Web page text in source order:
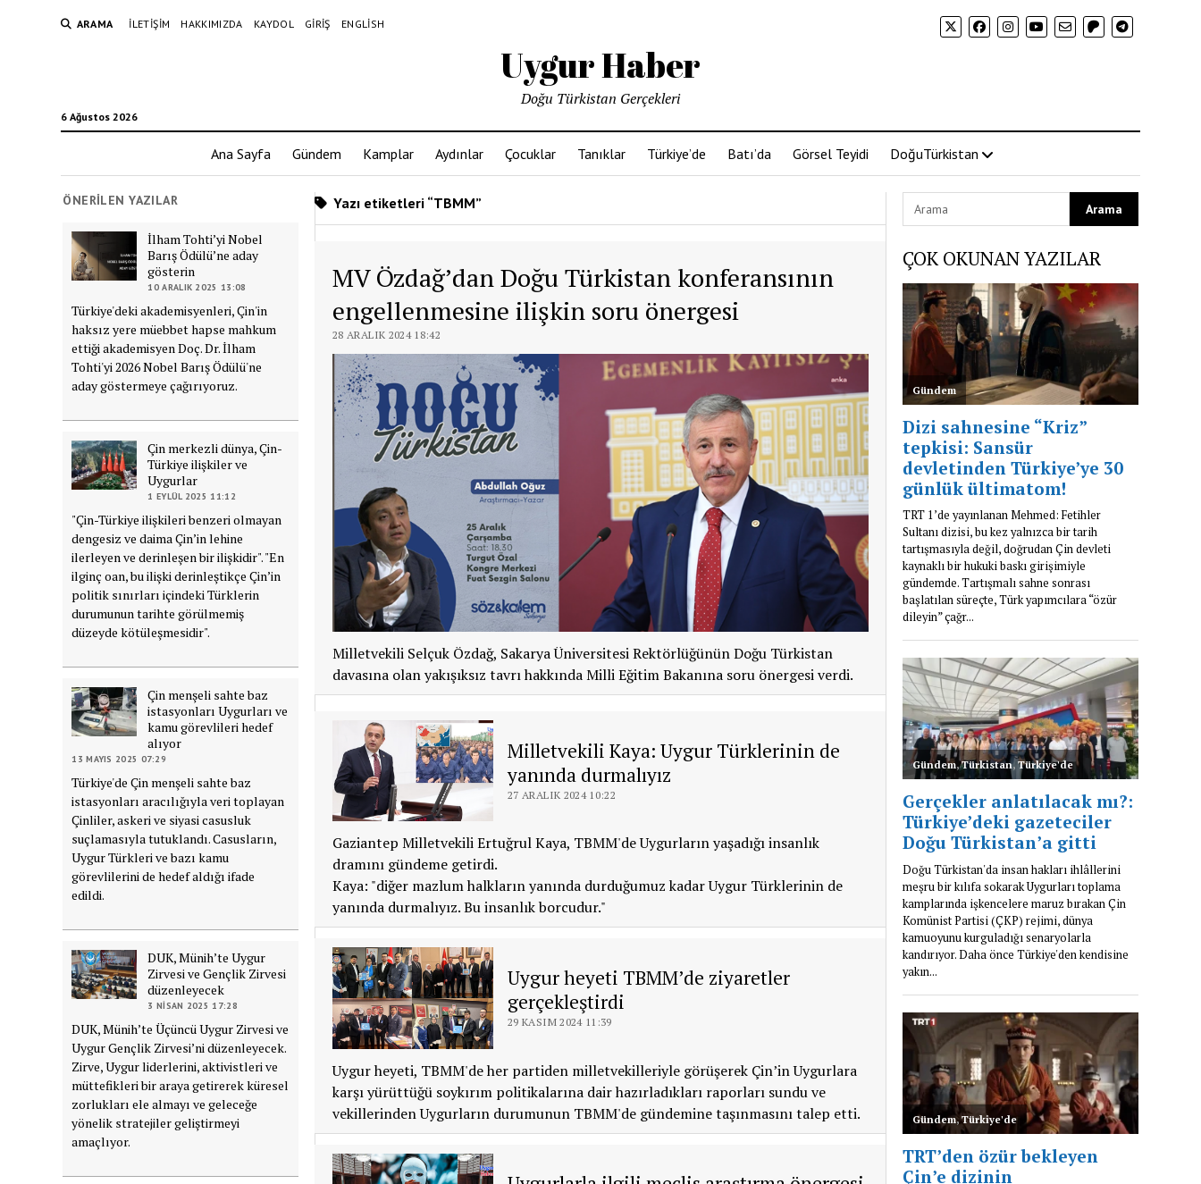
ARAMA İLETIŞIM HAKKIMIZDA KAYDOL GIRIŞ ENGLISH
Uygur Haber
6 Ağustos 2026
Doğu Türkistan Gerçekleri
Ana Sayfa Gündem Kamplar Aydınlar Çocuklar Tanıklar Türkiye’de Batı’da Görsel Teyidi DoğuTürkistan
ÖNERILEN YAZILAR
İlham Tohti’yi Nobel
Barış Ödülü’ne aday
gösterin
10 ARALIK 2025 13:08
Türkiye'deki akademisyenleri, Çin'in
haksız yere müebbet hapse mahkum
ettiği akademisyen Doç. Dr. İlham
Tohti'yi 2026 Nobel Barış Ödülü'ne
aday göstermeye çağırıyoruz.
Çin merkezli dünya, Çin-
Türkiye ilişkiler ve
Uygurlar
1 EYLÜL 2025 11:12
"Çin-Türkiye ilişkileri benzeri olmayan
dengesiz ve daima Çin’in lehine
ilerleyen ve derinleşen bir ilişkidir". "En
ilginç oan, bu ilişki derinleştikçe Çin’in
politik sınırları içindeki Türklerin
durumunun tarihte görülmemiş
düzeyde kötüleşmesidir".
Çin menşeli sahte baz
istasyonları Uygurları ve
kamu görevlileri hedef
alıyor
13 MAYIS 2025 07:29
Türkiye'de Çin menşeli sahte baz
istasyonları aracılığıyla veri toplayan
Çinliler, askeri ve siyasi casusluk
suçlamasıyla tutuklandı. Casusların,
Uygur Türkleri ve bazı kamu
görevlilerini de hedef aldığı ifade
edildi.
DUK, Münih’te Uygur
Zirvesi ve Gençlik Zirvesi
düzenleyecek
3 NISAN 2025 17:28
DUK, Münih’te Üçüncü Uygur Zirvesi ve
Uygur Gençlik Zirvesi’ni düzenleyecek.
Zirve, Uygur liderlerini, aktivistleri ve
müttefikleri bir araya getirerek küresel
zorlukları ele almayı ve geleceğe
yönelik stratejiler geliştirmeyi
amaçlıyor.
Yazı etiketleri “TBMM”
MV Özdağ’dan Doğu Türkistan konferansının
engellenmesine ilişkin soru önergesi
28 ARALIK 2024 18:42
Milletvekili Selçuk Özdağ, Sakarya Üniversitesi Rektörlüğünün Doğu Türkistan
davasına olan yakışıksız tavrı hakkında Milli Eğitim Bakanına soru önergesi verdi.
Milletvekili Kaya: Uygur Türklerinin de
yanında durmalıyız
27 ARALIK 2024 10:22
Gaziantep Milletvekili Ertuğrul Kaya, TBMM'de Uygurların yaşadığı insanlık
dramını gündeme getirdi.
Kaya: "diğer mazlum halkların yanında durduğumuz kadar Uygur Türklerinin de
yanında durmalıyız. Bu insanlık borcudur."
Uygur heyeti TBMM’de ziyaretler
gerçekleştirdi
29 KASIM 2024 11:39
Uygur heyeti, TBMM'de her partiden milletvekilleriyle görüşerek Çin’in Uygurlara
karşı yürüttüğü soykırım politikalarına dair hazırladıkları raporları sundu ve
vekillerinden Uygurların durumunun TBMM'de gündemine taşınmasını talep etti.
ÇOK OKUNAN YAZILAR